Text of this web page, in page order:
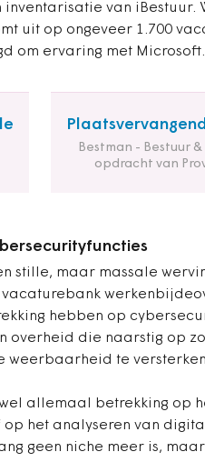
van iBestuur.
uit op ongeveer 1.700
om ervaring met Microsoft.
Bestman - Bestuur
opdracht van
stille, maar massale
hebben op
overheid die naarstig op
weerbaarheid te
allemaal betrekking op
op het analyseren van
geen niche meer is,